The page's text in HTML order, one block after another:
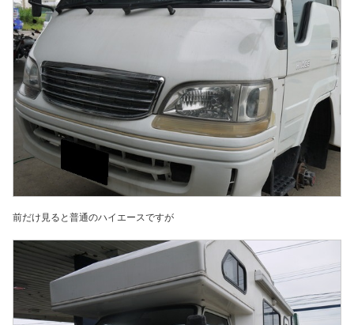
前だけ見ると普通のハイエースですが